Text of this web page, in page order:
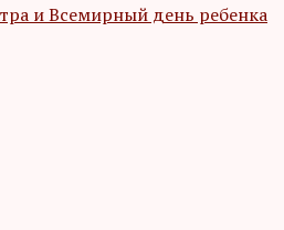
и Всемирный день ребенка